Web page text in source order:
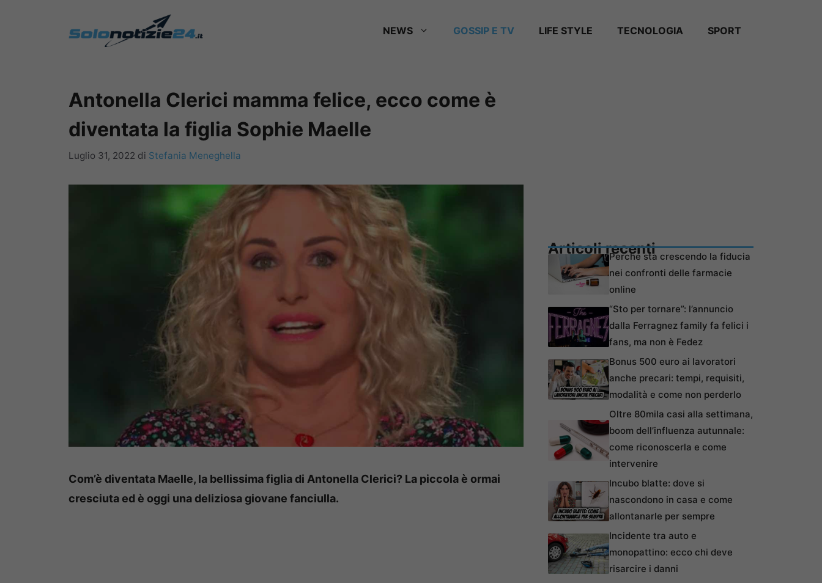
NEWS GOSSIP E TV LIFE STYLE TECNOLOGIA SPORT
Antonella Clerici mamma felice, ecco come è
diventata la figlia Sophie Maelle
Luglio 31, 2022 di Stefania Meneghella
Com’è diventata Maelle, la bellissima figlia di Antonella Clerici? La piccola è ormai
cresciuta ed è oggi una deliziosa giovane fanciulla.
Articoli recentiPerché sta crescendo la fiducia
nei confronti delle farmacie
online
“Sto per tornare”: l’annuncio
dalla Ferragnez family fa felici i
fans, ma non è Fedez
Bonus 500 euro ai lavoratori
anche precari: tempi, requisiti,
modalità e come non perderlo
Oltre 80mila casi alla settimana,
boom dell’influenza autunnale:
come riconoscerla e come
intervenire
Incubo blatte: dove si
nascondono in casa e come
allontanarle per sempre
Incidente tra auto e
monopattino: ecco chi deve
risarcire i danni